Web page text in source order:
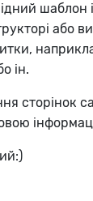
шаблон
або
ін.
сторінок